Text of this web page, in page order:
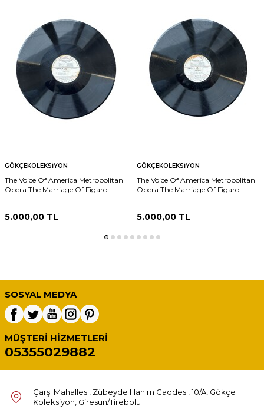
GÖKÇEKOLEKSIYON
The Voice Of America Metropolitan
Opera The Marriage Of Figaro
5.000,00 TL
GÖKÇEKOLEKSIYON
The Voice Of America Metropolitan
Opera The Marriage Of Figaro
5.000,00TL
SOSYAL MEDYA
MÜŞTERI HIZMETLERI
05355029882
Çarşı Mahallesi, Zübeyde Hanım Caddesi, 10/A, Gökçe
Koleksiyon, Giresun/Tirebolu